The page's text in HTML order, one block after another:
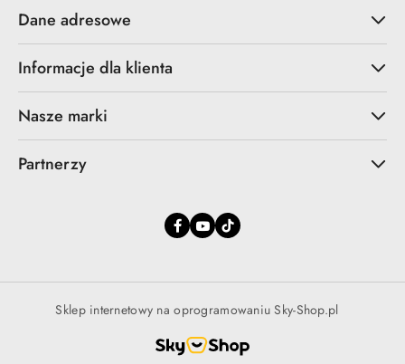
Dane adresowe
Informacje dla klienta
Nasze marki
Partnerzy
Sklep internetowy na oprogramowaniu Sky-Shop.pl